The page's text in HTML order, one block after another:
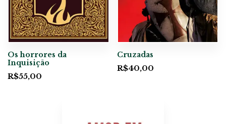
Os horrores da
Inquisição
R$55,00
Cruzadas
R$40,00